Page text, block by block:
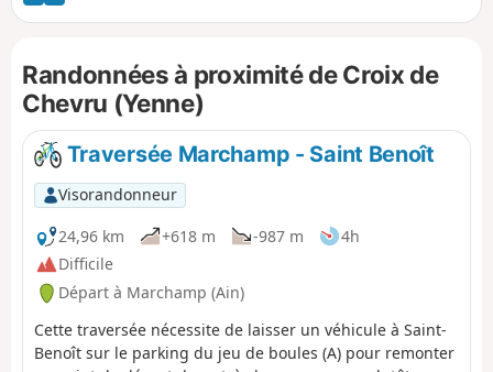
Randonnées à proximité de Croix de
Chevru (Yenne)
Traversée Marchamp - Saint Benoît
Visorandonneur
24,96 km
+618 m -987 m
4h
Difficile
Départ à Marchamp (Ain)
Cette traversée nécessite de laisser un véhicule à Saint-
Benoît sur le parking du jeu de boules (A) pour remonter